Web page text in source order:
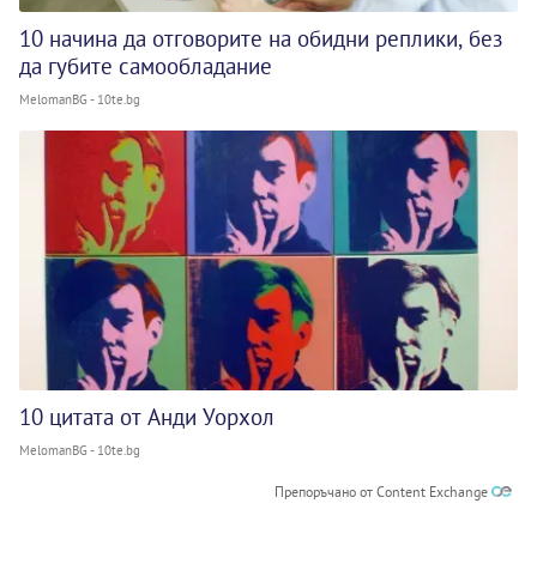
10 начина да отговорите на обидни реплики, без
да губите самообладание
MelomanBG - 10te.bg
10 цитата от Анди Уорхол
MelomanBG - 10te.bg
Препоръчано от Content Exchange